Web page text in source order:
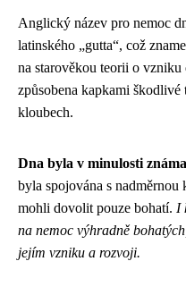
Anglický název pro nemoc
latinského „gutta“, což
na starověkou teorii o
způsobena kapkami
kloubech.
Dna byla v minulosti
byla spojována s
mohli dovolit pouze bohatí. I
na nemoc výhradně
jejím vzniku a rozvoji.